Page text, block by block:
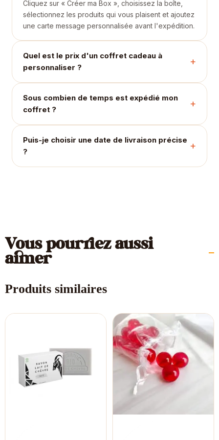
Cliquez sur « Créer ma Box », choisissez la boîte,
sélectionnez les produits qui vous plaisent et ajoutez
une carte message personnalisée avant l'expédition.
Quel est le prix d'un coffret cadeau à
personnaliser ?
Sous combien de temps est expédié mon
coffret ?
Puis-je choisir une date de livraison précise
?
Vous pourriez aussi
aimer
Produits similaires
4,00 €.